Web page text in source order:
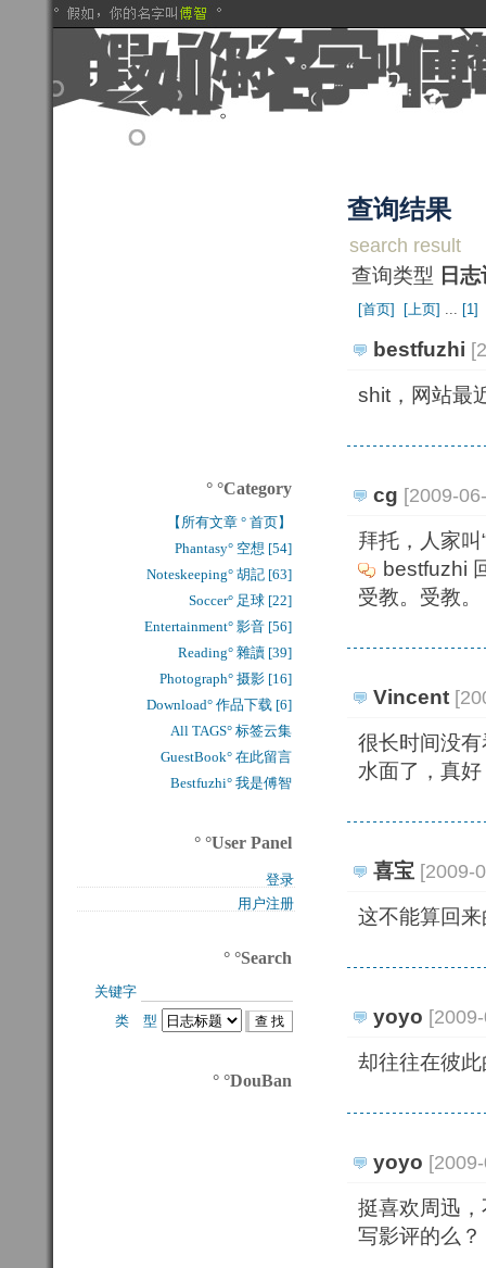
查询结果
search result
查询类型 日
[首页] [上页] ... [1]
bestfuzhi
shit，网站最
cg [2009-
拜托，人家叫
bestfuzhi
受教。受教。
Vincent
很长时间没
水面了，真好
喜宝 [2009-
这不能算回
yoyo
却往往在彼
yoyo
挺喜欢周迅
写影评的么
° °Category
【所有文章 ° 首页】
Phantasy° 空想 [54]
Noteskeeping° 胡記 [63]
Soccer° 足球 [22]
Entertainment° 影音 [56]
Reading° 雜讀 [39]
Photograph° 摄影 [16]
Download° 作品下载 [6]
All TAGS° 标签云集
GuestBook° 在此留言
Bestfuzhi° 我是傅智
° °User Panel
登录
用户注册
° °Search
关键字
类 型
° °DouBan